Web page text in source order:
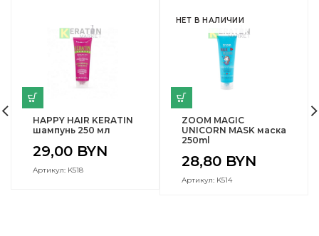
HAPPY HAIR KERATIN
шампунь 250 мл
29,00 BYN
Артикул: K518
НЕТ В НАЛИЧИИ
ZOOM MAGIC
UNICORN MASK маска
250ml
28,80 BYN
Артикул: K514